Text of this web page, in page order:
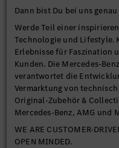
Dann bist Du bei uns
Werde Teil einer
Technologie und Lifestyle.
Erlebnisse für Faszination
Kunden. Die Mercedes-
verantwortet die
Vermarktung von
Original-Zubehör &
Mercedes-Benz, AMG und
WE ARE CUSTOMER-
OPEN MINDED.